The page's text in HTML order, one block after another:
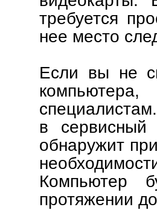
требуется
нее место
Если вы не
в сервисный
обнаружит
Компьютер
протяжении